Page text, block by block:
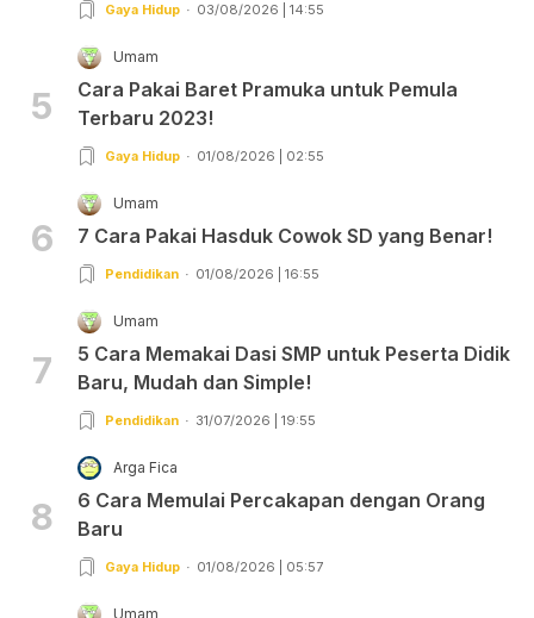
Gaya Hidup 03/08/2026 | 14:55
5
Umam
Cara Pakai Baret Pramuka untuk Pemula
Terbaru 2023!
Gaya Hidup 01/08/2026 | 02:55
6
Umam
7 Cara Pakai Hasduk Cowok SD yang Benar!
Pendidikan 01/08/2026 | 16:55
7
Umam
5 Cara Memakai Dasi SMP untuk Peserta Didik
Baru, Mudah dan Simple!
Pendidikan 31/07/2026 | 19:55
8
Arga Fica
6 Cara Memulai Percakapan dengan Orang
Baru
Gaya Hidup 01/08/2026 | 05:57
Umam